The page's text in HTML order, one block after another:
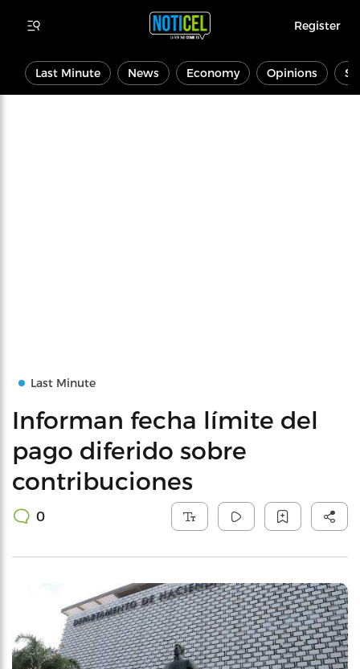
Register
Last Minute News Economy Opinions
Last Minute
Informan fecha límite del
pago diferido sobre
contribuciones
0